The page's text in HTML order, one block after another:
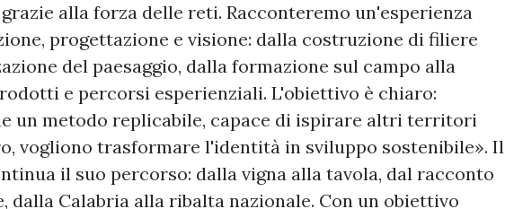
alla forza delle reti. Racconteremo un'esperienza
progettazione e visione: dalla costruzione di filiere
del paesaggio, dalla formazione sul campo alla
e percorsi esperienziali. L'obiettivo è chiaro:
un metodo replicabile, capace di ispirare altri territori
vogliono trasformare l'identità in sviluppo sostenibile». Il
il suo percorso: dalla vigna alla tavola, dal racconto
dalla Calabria alla ribalta nazionale. Con un obiettivo